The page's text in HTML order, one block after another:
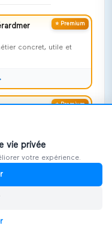
⭐ Premium
concret, utile et
⭐ Premium
Accompagner,
⭐ Premium
Vosges
Solidaire
vie privée
votre expérience.